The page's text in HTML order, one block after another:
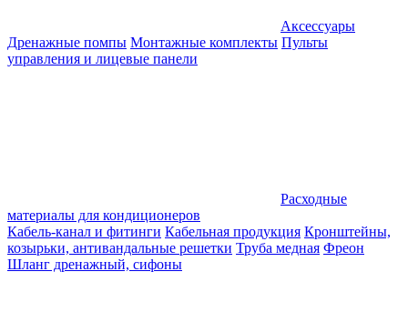
Аксессуары
Дренажные помпы Монтажные комплекты Пульты
управления и лицевые панели
Расходные
материалы для кондиционеров
Кабель-канал и фитинги Кабельная продукция Кронштейны,
козырьки, антивандальные решетки Труба медная Фреон
Шланг дренажный, сифоны